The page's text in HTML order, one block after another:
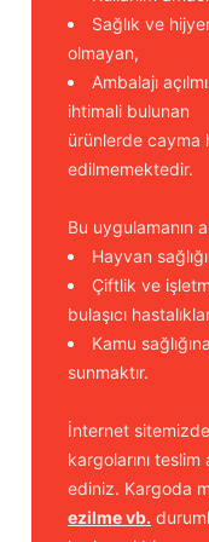
Sağlık ve
olmayan,
Ambalajı
ihtimali bulunan
ürünlerde cayma
edilmemektedir.
Bu uygulamanın
Hayvan
Çiftlik ve
bulaşıcı
Kamu
sunmaktır.
İnternet
kargolarını
ediniz. Kargoda
ezilme vb.